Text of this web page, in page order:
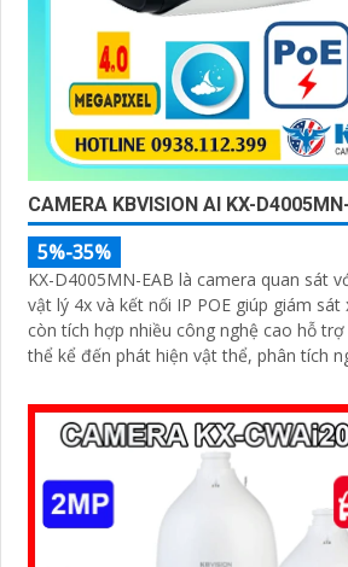
CAMERA KBVISION AI KX-
5%-35%
KX-D4005MN-EAB là camera quan sát
vật lý 4x và kết nối IP POE giúp giám sát xa
còn tích hợp nhiều công nghệ cao hỗ
thể kể đến phát hiện vật thể, phân tích